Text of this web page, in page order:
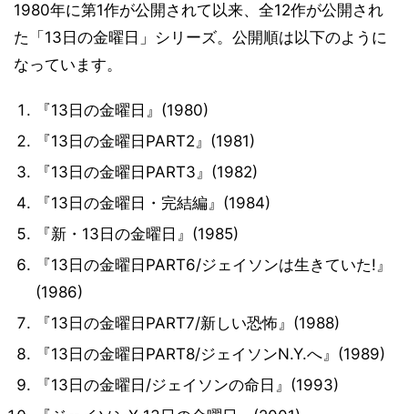
1980年に第1作が公開されて以来、全12作が公開され
た「13日の金曜日」シリーズ。公開順は以下のように
なっています。
『13日の金曜日』(1980)
『13日の金曜日PART2』(1981)
『13日の金曜日PART3』(1982)
『13日の金曜日・完結編』(1984)
『新・13日の金曜日』(1985)
『13日の金曜日PART6/ジェイソンは生きていた!』
(1986)
『13日の金曜日PART7/新しい恐怖』(1988)
『13日の金曜日PART8/ジェイソンN.Y.へ』(1989)
『13日の金曜日/ジェイソンの命日』(1993)